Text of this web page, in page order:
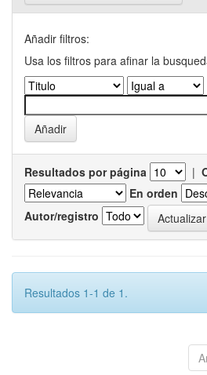
Añadir filtros:
Usa los filtros para afinar la
Resultados por página |
En orden
Autor/registro
Resultados 1-1 de 1.